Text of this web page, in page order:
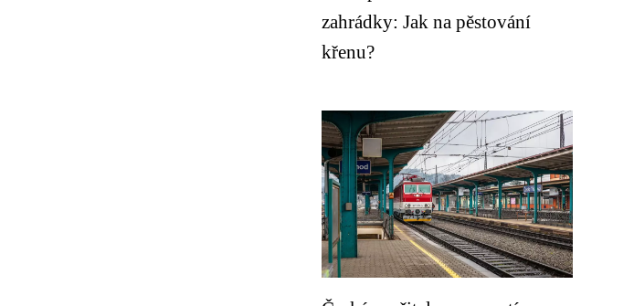
zahrádky: Jak na pěstování
křenu?